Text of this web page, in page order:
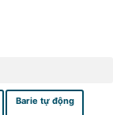
Barie tự động